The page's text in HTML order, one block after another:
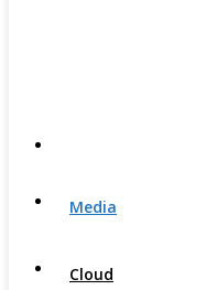
Media
Cloud